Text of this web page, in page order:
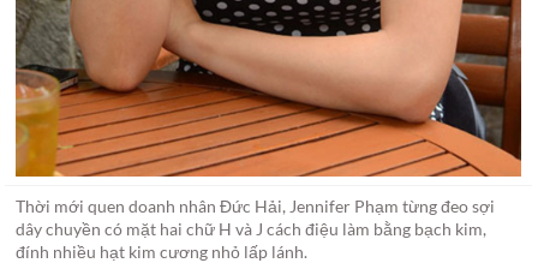
Thời mới quen doanh nhân Đức Hải, Jennifer Phạm từng đeo sợi
dây chuyền có mặt hai chữ H và J cách điệu làm bằng bạch kim,
đính nhiều hạt kim cương nhỏ lấp lánh.